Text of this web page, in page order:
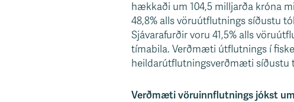
hækkaði um 104,5 milljarða króna
48,8% alls vöruútflutnings síðustu
Sjávarafurðir voru 41,5% alls
tímabila. Verðmæti útflutnings í
heildarútflutningsverðmæti síðustu
Verðmæti vöruinnflutnings jókst